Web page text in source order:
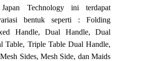
Technology ini terdapat
bentuk seperti : Folding
Handle, Dual Handle, Dual
Table, Triple Table Dual Handle,
Sides, Mesh Side, dan Maids